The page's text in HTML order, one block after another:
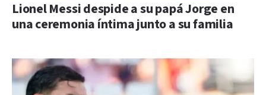
Lionel Messi despide a su papá Jorge en
una ceremonia íntima junto a su familia